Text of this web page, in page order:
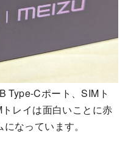
Type-Cポート、SIMト
レイは面白いことに赤
なっています。